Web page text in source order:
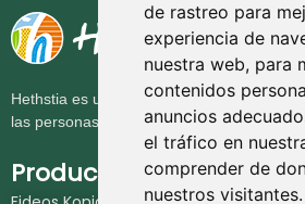
de rastreo para
experiencia de
nuestra web, para
contenidos
anuncios
el tráfico en
comprender de
nuestros visitantes.
Hethstia es una marca de comida sana
las personas que quieren comer sano
Productos